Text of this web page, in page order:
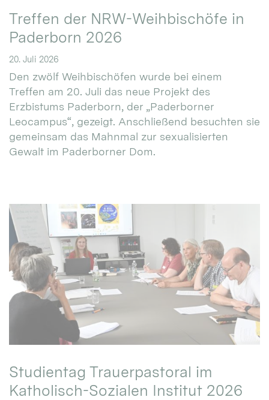
Treffen der NRW-Weihbischöfe in
Paderborn 2026
20. Juli 2026
Den zwölf Weihbischöfen wurde bei einem
Treffen am 20. Juli das neue Projekt des
Erzbistums Paderborn, der „Paderborner
Leocampus“, gezeigt. Anschließend besuchten sie
gemeinsam das Mahnmal zur sexualisierten
Gewalt im Paderborner Dom.
Studientag Trauerpastoral im
Katholisch-Sozialen Institut 2026